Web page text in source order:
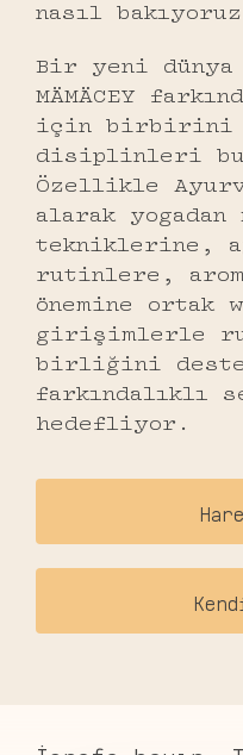
nasıl
Bir yeni dünya
MÄMÄCEY
için birbirini
disiplinleri
Özellikle
alarak yogadan
tekniklerine,
rutinlere,
önemine ortak
girişimlerle
birliğini
farkındalıklı
hedefliyor.